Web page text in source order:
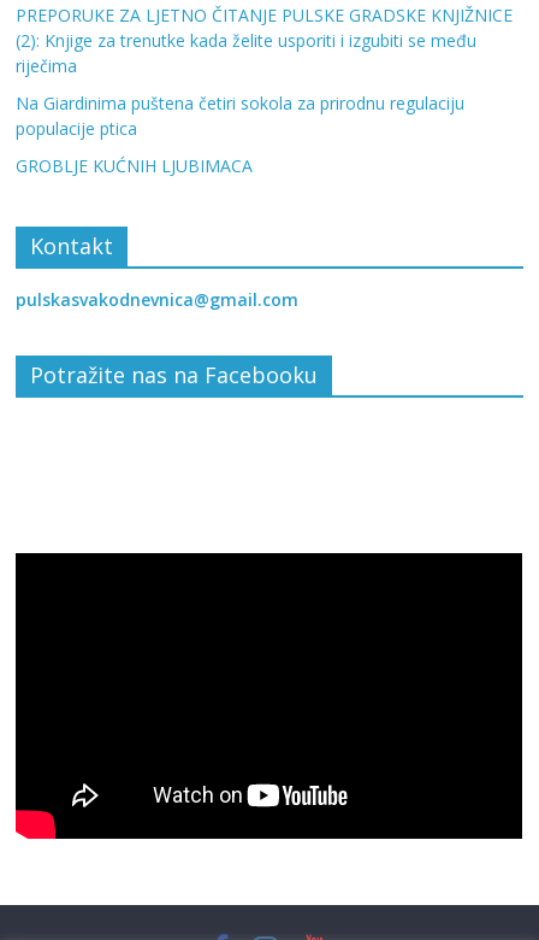
PREPORUKE ZA LJETNO ČITANJE PULSKE GRADSKE KNJIŽNICE
(2): Knjige za trenutke kada želite usporiti i izgubiti se među
riječima
Na Giardinima puštena četiri sokola za prirodnu regulaciju
populacije ptica
GROBLJE KUĆNIH LJUBIMACA
Kontakt
pulskasvakodnevnica@gmail.com
Potražite nas na Facebooku